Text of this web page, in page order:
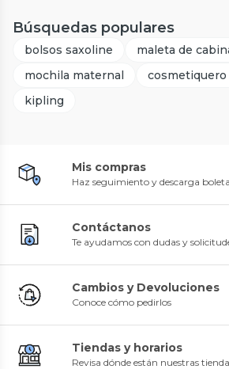
Búsquedas populares
bolsos saxoline
maleta de
mochila maternal
kipling
Mis compras
Haz seguimiento y descarga
Contáctanos
Te ayudamos con dudas y
Cambios y Devoluciones
Conoce cómo pedirlos
Tiendas y horarios
Revisa dónde están nuestras